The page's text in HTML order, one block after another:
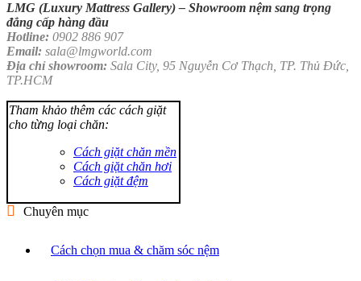
LMG (Luxury Mattress Gallery) – Showroom nệm sang trọng
đẳng cấp hàng đầu
Hotline: 0902 886 907
Email: sala@lmgworld.com
Địa chỉ showroom: Sala City, 95 Nguyễn Cơ Thạch, TP. Thủ Đức,
TP.HCM
Tham khảo thêm các cách giặt
cho từng loại chăn:
Cách giặt chăn mền
Cách giặt chăn hơi
Cách giặt đệm
Chuyên mục
Cách chọn mua & chăm sóc nệm